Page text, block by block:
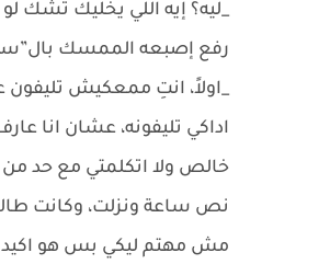
_ليه؟ إيه اللي يخليك تشك
رفع إصبعه الممسك
_اولاً، انتِ ممعكيش تليفون
اداكي تليفونه، عشان انا
خالص ولا اتكلمتي مع حد
نص ساعة ونزلت، وكانت
مش مهتم ليكي بس هو اكيد